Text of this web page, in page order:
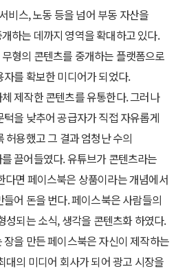
비스, 노동 등을 넘어 부동 자산을
하는 데까지 영역을 확대하고 있다.
형의 콘텐츠를 중개하는 플랫폼으로
를 확보한 미디어가 되었다.
제작한 콘텐츠를 유통한다. 그러나
을 낮추어 공급자가 직접 자유롭게
허용했고 그 결과 엄청난 수의
끌어들였다. 유튜브가 콘텐츠라는
다면 페이스북은 상품이라는 개념에서
어 돈을 번다. 페이스북은 사람들의
성되는 소식, 생각을 콘텐츠화 하였다.
을 만든 페이스북은 자신이 제작하는
대의 미디어 회사가 되어 광고 시장을